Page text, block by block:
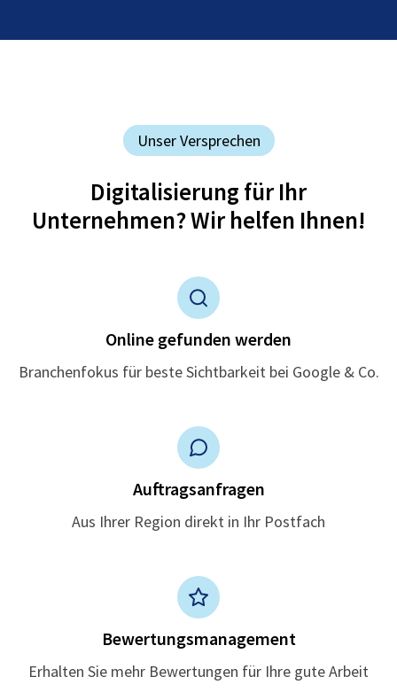
Unser Versprechen
Digitalisierung für Ihr
Unternehmen? Wir helfen Ihnen!
Online gefunden werden
Branchenfokus für beste Sichtbarkeit bei Google & Co.
Auftragsanfragen
Aus Ihrer Region direkt in Ihr Postfach
Bewertungsmanagement
Erhalten Sie mehr Bewertungen für Ihre gute Arbeit